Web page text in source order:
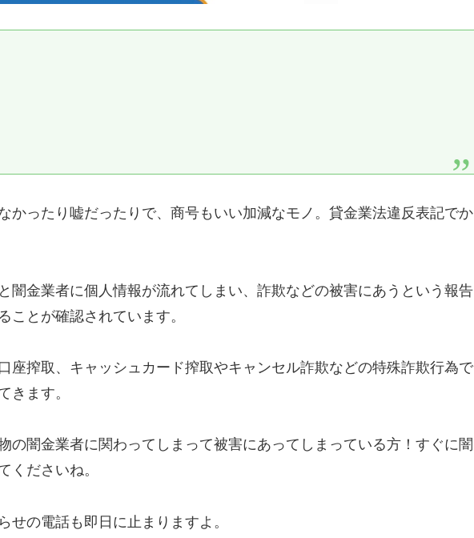
かったり嘘だったりで、商号もいい加減なモノ。貸金業法違反表記でか
闇金業者に個人情報が流れてしまい、詐欺などの被害にあうという報告
ことが確認されています。
座搾取、キャッシュカード搾取やキャンセル詐欺などの特殊詐欺行為で
きます。
の闇金業者に関わってしまって被害にあってしまっている方！すぐに闇
くださいね。
せの電話も即日に止まりますよ。